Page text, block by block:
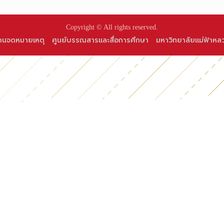
Copyright © All rights reserved.
นจดหมายเหตุ ศูนย์บรรณสารและสื่อการศึกษา มหาวิทยาลัยแม่ฟ้าหล